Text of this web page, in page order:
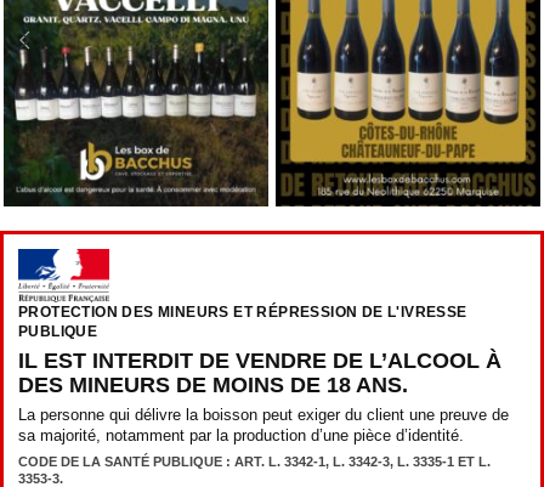
PROTECTION DES MINEURS ET RÉPRESSION DE L'IVRESSE
PUBLIQUE
IL EST INTERDIT DE VENDRE DE L’ALCOOL À
DES MINEURS DE MOINS DE 18 ANS.
La personne qui délivre la boisson peut exiger du client une preuve de
sa majorité, notamment par la production d’une pièce d’identité.
CODE DE LA SANTÉ PUBLIQUE : ART. L. 3342-1, L. 3342-3, L. 3335-1 ET L.
3353-3.